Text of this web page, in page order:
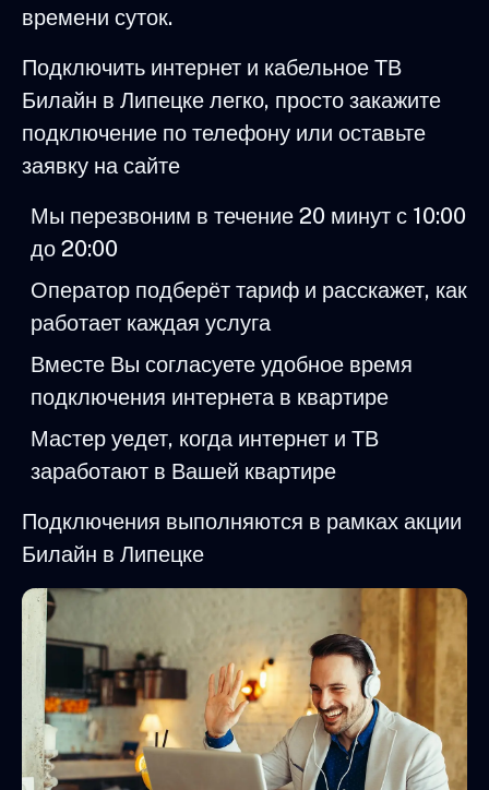
времени суток.
Подключить интернет и кабельное ТВ
Билайн в Липецке легко, просто закажите
подключение по телефону или оставьте
заявку на сайте
Мы перезвоним в течение 20 минут с 10:00
до 20:00
Оператор подберёт тариф и расскажет, как
работает каждая услуга
Вместе Вы согласуете удобное время
подключения интернета в квартире
Мастер уедет, когда интернет и ТВ
заработают в Вашей квартире
Подключения выполняются в рамках акции
Билайн в Липецке